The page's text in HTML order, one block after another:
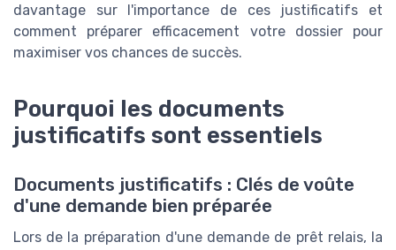
davantage sur l'importance de ces justificatifs et
comment préparer efficacement votre dossier pour
maximiser vos chances de succès.
Pourquoi les documents
justificatifs sont essentiels
Documents justificatifs : Clés de voûte
d'une demande bien préparée
Lors de la préparation d'une demande de prêt relais, la